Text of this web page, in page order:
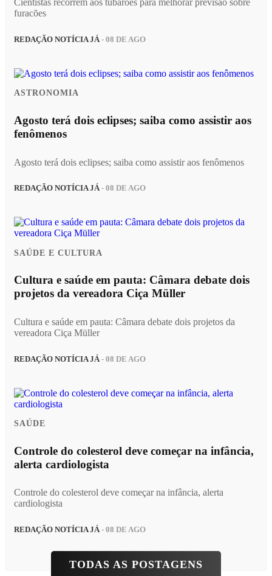
Cientistas recorrem aos tubarões para melhorar previsão sobre
furacões
REDAÇÃO NOTÍCIA JÁ- 08 DE AGO
ASTRONOMIA
Agosto terá dois eclipses; saiba como assistir aos
fenômenos
Agosto terá dois eclipses; saiba como assistir aos fenômenos
REDAÇÃO NOTÍCIA JÁ- 08 DE AGO
SAÚDE E CULTURA
Cultura e saúde em pauta: Câmara debate dois
projetos da vereadora Ciça Müller
Cultura e saúde em pauta: Câmara debate dois projetos da
vereadora Ciça Müller
REDAÇÃO NOTÍCIA JÁ - 08 DE AGO
SAÚDE
Controle do colesterol deve começar na infância,
alerta cardiologista
Controle do colesterol deve começar na infância, alerta
cardiologista
REDAÇÃO NOTÍCIA JÁ- 08 DE AGO
TODAS AS POSTAGENS